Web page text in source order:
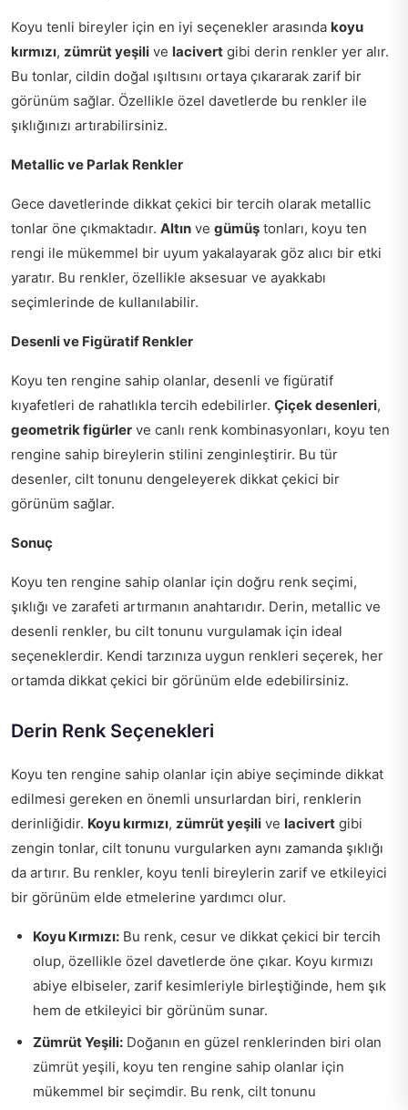
Koyu tenli bireyler için en iyi seçenekler arasında koyu
kırmızı, zümrüt yeşili ve lacivert gibi derin renkler yer alır.
Bu tonlar, cildin doğal ışıltısını ortaya çıkararak zarif bir
görünüm sağlar. Özellikle özel davetlerde bu renkler ile
şıklığınızı artırabilirsiniz.
Metallic ve Parlak Renkler
Gece davetlerinde dikkat çekici bir tercih olarak metallic
tonlar öne çıkmaktadır. Altın ve gümüş tonları, koyu ten
rengi ile mükemmel bir uyum yakalayarak göz alıcı bir etki
yaratır. Bu renkler, özellikle aksesuar ve ayakkabı
seçimlerinde de kullanılabilir.
Desenli ve Figüratif Renkler
Koyu ten rengine sahip olanlar, desenli ve figüratif
kıyafetleri de rahatlıkla tercih edebilirler. Çiçek desenleri,
geometrik figürler ve canlı renk kombinasyonları, koyu ten
rengine sahip bireylerin stilini zenginleştirir. Bu tür
desenler, cilt tonunu dengeleyerek dikkat çekici bir
görünüm sağlar.
Sonuç
Koyu ten rengine sahip olanlar için doğru renk seçimi,
şıklığı ve zarafeti artırmanın anahtarıdır. Derin, metallic ve
desenli renkler, bu cilt tonunu vurgulamak için ideal
seçeneklerdir. Kendi tarzınıza uygun renkleri seçerek, her
ortamda dikkat çekici bir görünüm elde edebilirsiniz.
Derin Renk Seçenekleri
Koyu ten rengine sahip olanlar için abiye seçiminde dikkat
edilmesi gereken en önemli unsurlardan biri, renklerin
derinliğidir. Koyu kırmızı, zümrüt yeşili ve lacivert gibi
zengin tonlar, cilt tonunu vurgularken aynı zamanda şıklığı
da artırır. Bu renkler, koyu tenli bireylerin zarif ve etkileyici
bir görünüm elde etmelerine yardımcı olur.
Koyu Kırmızı: Bu renk, cesur ve dikkat çekici bir tercih
olup, özellikle özel davetlerde öne çıkar. Koyu kırmızı
abiye elbiseler, zarif kesimleriyle birleştiğinde, hem şık
hem de etkileyici bir görünüm sunar.
Zümrüt Yeşili: Doğanın en güzel renklerinden biri olan
zümrüt yeşili, koyu ten rengine sahip olanlar için
mükemmel bir seçimdir. Bu renk, cilt tonunu